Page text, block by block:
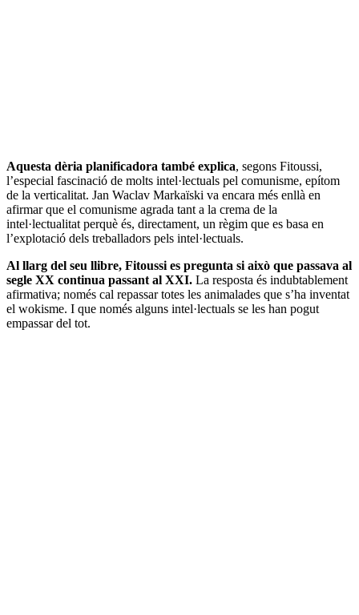
Aquesta dèria planificadora també explica, segons Fitoussi,
l’especial fascinació de molts intel·lectuals pel comunisme, epítom
de la verticalitat. Jan Waclav Markaïski va encara més enllà en
afirmar que el comunisme agrada tant a la crema de la
intel·lectualitat perquè és, directament, un règim que es basa en
l’explotació dels treballadors pels intel·lectuals.
Al llarg del seu llibre, Fitoussi es pregunta si això que passava al
segle XX continua passant al XXI. La resposta és indubtablement
afirmativa; només cal repassar totes les animalades que s’ha inventat
el wokisme. I que només alguns intel·lectuals se les han pogut
empassar del tot.